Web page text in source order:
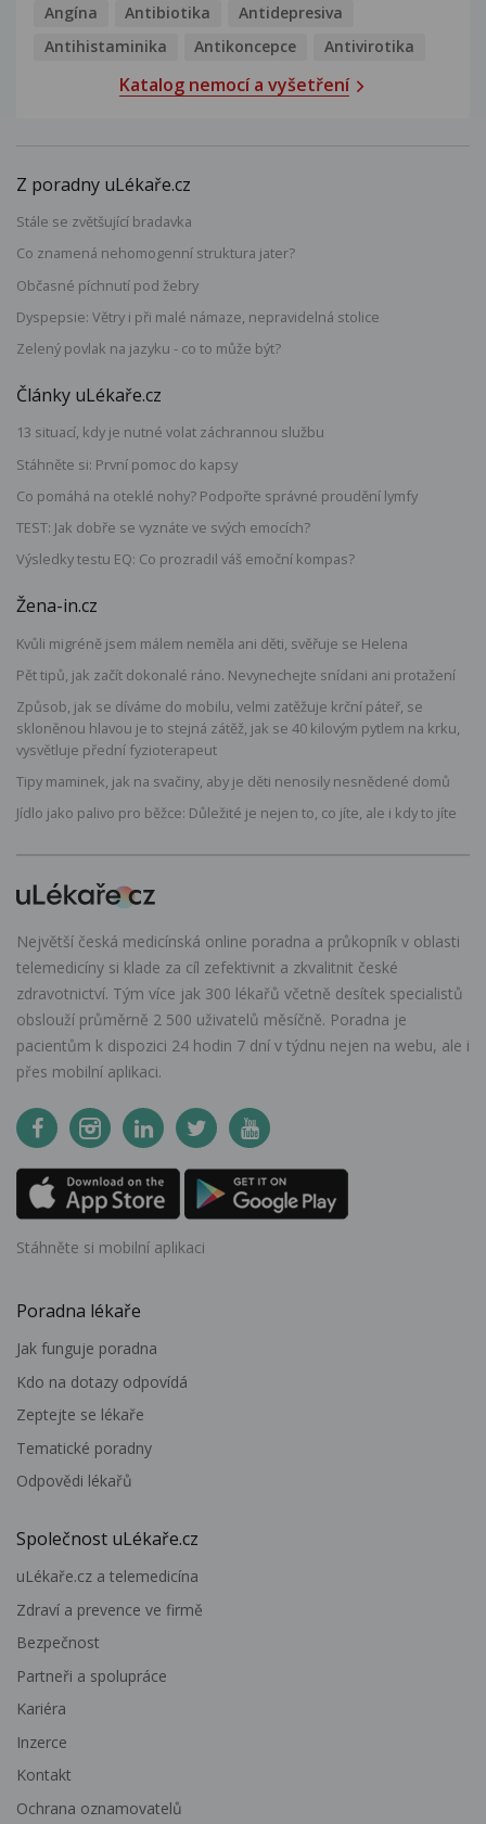
Angína
Antibiotika
Antidepresiva
Antihistaminika
Antikoncepce Antivirotika
Katalog nemocí a vyšetření
Z poradny uLékaře.cz
Stále se zvětšující bradavka
Co znamená nehomogenní struktura jater?
Občasné píchnutí pod žebry
Dyspepsie: Větry i při malé námaze, nepravidelná stolice
Zelený povlak na jazyku - co to může být?
Články uLékaře.cz
13 situací, kdy je nutné volat záchrannou službu
Stáhněte si: První pomoc do kapsy
Co pomáhá na oteklé nohy? Podpořte správné proudění lymfy
TEST: Jak dobře se vyznáte ve svých emocích?
Výsledky testu EQ: Co prozradil váš emoční kompas?
Žena-in.cz
Kvůli migréně jsem málem neměla ani děti, svěřuje se Helena
Pět tipů, jak začít dokonalé ráno. Nevynechejte snídani ani protažení
Způsob, jak se díváme do mobilu, velmi zatěžuje krční páteř, se
skloněnou hlavou je to stejná zátěž, jak se 40 kilovým pytlem na krku,
vysvětluje přední fyzioterapeut
Tipy maminek, jak na svačiny, aby je děti nenosily nesnědené domů
Jídlo jako palivo pro běžce: Důležité je nejen to, co jíte, ale i kdy to jíte
Největší česká medicínská online poradna a průkopník v oblasti
telemedicíny si klade za cíl zefektivnit a zkvalitnit české
zdravotnictví. Tým více jak 300 lékařů včetně desítek specialistů
obslouží průměrně 2 500 uživatelů měsíčně. Poradna je
pacientům k dispozici 24 hodin 7 dní v týdnu nejen na webu, ale i
přes mobilní aplikaci.
Stáhněte si mobilní aplikaci
Poradna lékaře
Jak funguje poradna
Kdo na dotazy odpovídá
Zeptejte se lékaře
Tematické poradny
Odpovědi lékařů
Společnost uLékaře.cz
uLékaře.cz a telemedicína
Zdraví a prevence ve firmě
Bezpečnost
Partneři a spolupráce
Kariéra
Inzerce
Kontakt
Ochrana oznamovatelů